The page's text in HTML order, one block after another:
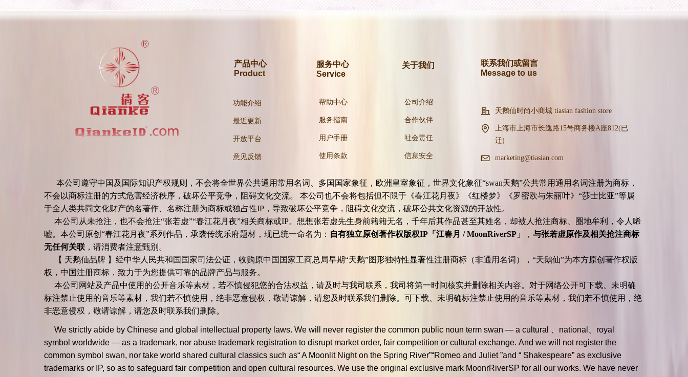
产品中心
Product
功能介绍
最近更新
开放平台
意见反馈
帮助中心
服务指南
用户手册
使用条款
服务中心
Service
公司介绍
合作伙伴
社会责任
信息安全
关于我们
联系我们或留言
Message to us
天鹅仙时尚小商城 tiasian fashion store
上海市上海市长逸路15号商务楼A座812(已
迁)
marketing@tiasian.com
本公司遵守中国及国际知识产权规则，不会将全世界公共通用常用名词、多国国家象征，欧洲皇室象征，世界文化象征“swan天鹅”公共常用通用名词注册为商标，
不会以商标注册的方式危害经济秩序，破坏公平竞争，阻碍文化交流。 本公司也不会将包括但不限于《春江花月夜》《红楼梦》《罗密欧与朱丽叶》“莎士比亚”等属
于全人类共同文化财产的名著作、名称注册为商标或独占性IP，导致破坏公平竞争，阻碍文化交流，破坏公共文化资源的开放性。
本公司从未抢注，也不会抢注“张若虚”“春江花月夜”相关商标或IP。想想张若虚先生身前籍籍无名，千年后其作品甚至其姓名，却被人抢注商标、圈地牟利，令人唏
嘘。本公司原创“春江花月夜”系列作品，承袭传统乐府题材，现已统一命名为： 自有独立原创著作权版权IP「江春月 / MoonRiverSP」 ， 与张若虚原作及相关抢注商标
无任何关联 ，请消费者注意甄别。
【 天鹅仙品牌 】经中华人民共和国国家司法公证，收购原中国国家工商总局早期“天鹅”图形独特性显著性注册商标（非通用名词），“天鹅仙”为本方原创著作权版
权，中国注册商标，致力于为您提供可靠的品牌产品与服务。
本公司网站及产品中使用的公开音乐等素材，若不慎侵犯您的合法权益，请及时与我司联系，我司将第一时间核实并删除相关内容。对于网络公开可下载、未明确
标注禁止使用的音乐等素材，我们若不慎使用，绝非恶意侵权，敬请谅解，请您及时联系我们删除。可下载、未明确标注禁止使用的音乐等素材，我们若不慎使用，绝
非恶意侵权，敬请谅解，请您及时联系我们删除。
We strictly abide by Chinese and global intellectual property laws. We will never register the common public noun term swan — a cultural 、national、royal
symbol worldwide — as a trademark, nor abuse trademark registration to disrupt market order, fair competition or cultural exchange. And we will not register the
common symbol swan, nor take world shared cultural classics such as“ A Moonlit Night on the Spring River‌”“Romeo and Juliet ”and “ Shakespeare” as exclusive
trademarks or IP, so as to safeguard fair competition and open cultural resources. We use the original exclusive mark MoonrRiverSP for all our works. We have never